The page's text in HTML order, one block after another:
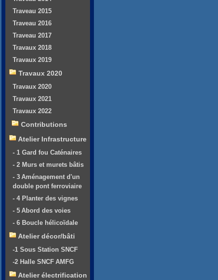
Traveau 2015
Traveau 2016
Traveau 2017
Travaux 2018
Travaux 2019
Travaux 2020
Travaux 2020
Travaux 2021
Travaux 2022
Contributions
Atelier Infrastructure
- 1 Gard fou Caténaires
- 2 Murs et murets bâtis
- 3 Aménagement d'un
double pont ferroviaire
- 4 Planter des vignes
- 5 Abord des voies
- 6 Boucle hélicoïdale
Atelier décor/bâti
-1 Sous Station SNCF
-2 Halle SNCF AMFG
Atelier électrification